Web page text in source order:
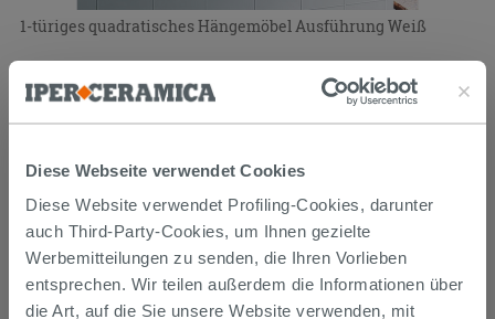
Diese Webseite verwendet Cookies
Diese Website verwendet Profiling-Cookies, darunter
auch Third-Party-Cookies, um Ihnen gezielte
Werbemitteilungen zu senden, die Ihren Vorlieben
entsprechen. Wir teilen außerdem die Informationen über
die Art, auf die Sie unsere Website verwenden, mit
1-türiges quadratisches Hängemöbel Ausführung Weiß
71,92 €
PROMO